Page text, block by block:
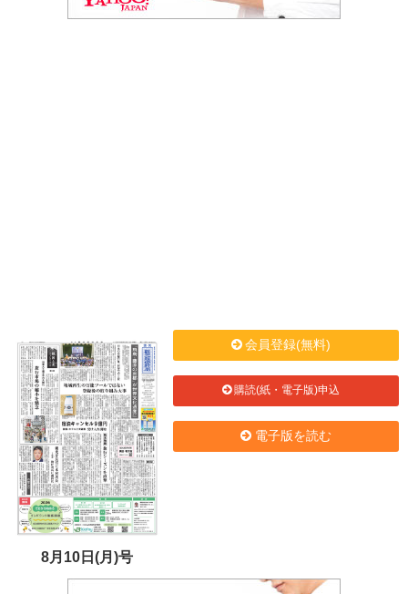
8月10日(月)号
会員登録(無料)
購読(紙・電子版)申込
電子版を読む